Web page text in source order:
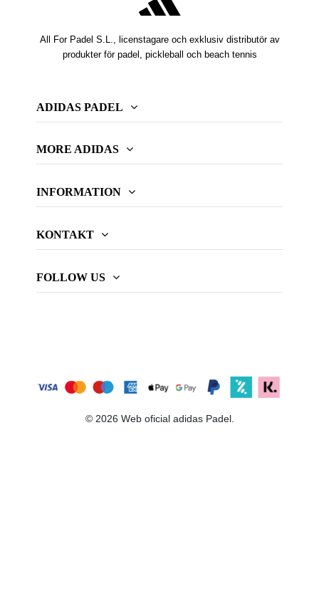
All For Padel S.L., licenstagare och exklusiv distributör av
produkter för padel, pickleball och beach tennis
ADIDAS PADEL
MORE ADIDAS
INFORMATION
KONTAKT
FOLLOW US
© 2026 Web oficial adidas Padel.